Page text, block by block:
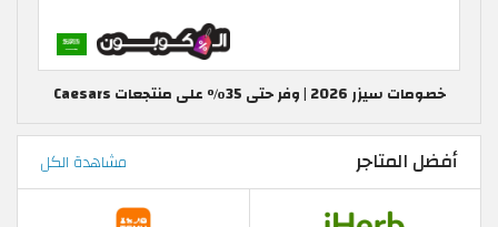
خصومات سيزر 2026 | وفر حتى 35٪ على منتجعات Caesars
أفضل المتاجر مشاهدة الكل